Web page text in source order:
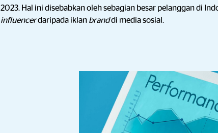
2023. Hal ini disebabkan oleh sebagian besar pelanggan di
influencerdaripada iklan branddi media sosial.